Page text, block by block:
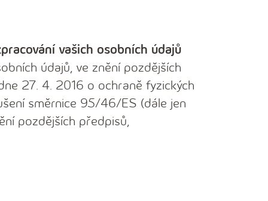
vašich osobních údajů
údajů, ve znění pozdějších
27. 4. 2016 o ochraně fyzických
směrnice 95/46/ES (dále jen
pozdějších předpisů,